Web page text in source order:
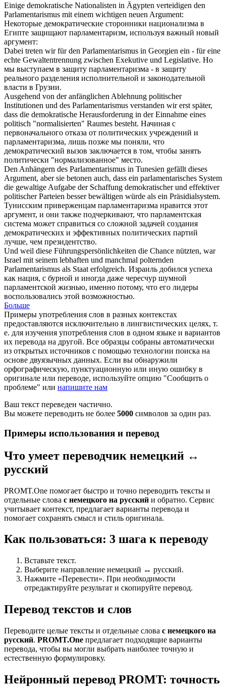
Einige demokratische Nationalisten in Ägypten verteidigen den
Parlamentarismus mit einem wichtigen neuen Argument:
Некоторые демократические сторонники национализма в
Египте защищают парламентаризм, используя важный новый
аргумент:
Dabei treten wir für den Parlamentarismus in Georgien ein - für eine
echte Gewaltentrennung zwischen Exekutive und Legislative. Но
мы выступаем в защиту парламентаризма - в защиту
реального разделения исполнительной и законодательной
власти в Грузии.
Ausgehend von der anfänglichen Ablehnung politischer
Institutionen und des Parlamentarismus verstanden wir erst später,
dass die demokratische Herausforderung in der Einnahme eines
politisch "normalisierten" Raumes besteht. Начиная с
первоначального отказа от политических учреждений и
парламентаризма, лишь позже мы поняли, что
демократический вызов заключается в том, чтобы занять
политически "нормализованное" место.
Den Anhängern des Parlamentarismus in Tunesien gefällt dieses
Argument, aber sie betonen auch, dass ein parlamentarisches System
die gewaltige Aufgabe der Schaffung demokratischer und effektiver
politischer Parteien besser bewältigen würde als ein Präsidialsystem.
Тунисским приверженцам парламентаризма нравится этот
аргумент, и они также подчеркивают, что парламентская
система может справиться со сложной задачей создания
демократических и эффективных политических партий
лучше, чем президентство.
Und weil diese Führungspersönlichkeiten die Chance nützten, war
Israel mit seinem lebhaften und manchmal polternden
Parlamentarismus als Staat erfolgreich. Израиль добился успеха
как нация, с бурной и иногда даже чересчур шумной
парламентской жизнью, именно потому, что его лидеры
воспользовались этой возможностью.
Больше
Примеры употребления слов в разных контекстах
предоставляются исключительно в лингвистических целях, т.
е. для изучения употребления слов в одном языке и вариантов
их перевода на другой. Все образцы собраны автоматически
из открытых источников с помощью технологии поиска на
основе двуязычных данных. Если вы обнаружили
орфографическую, пунктуационную или иную ошибку в
оригинале или переводе, используйте опцию "Сообщить о
проблеме" или напишите нам
Ваш текст переведен частично.
Вы можете переводить не более 5000 символов за один раз.
Примеры использования и перевод
Что умеет переводчик немецкий ↔
русский
PROMT.One помогает быстро и точно переводить тексты и
отдельные слова с немецкого на русский и обратно. Сервис
учитывает контекст, предлагает варианты перевода и
помогает сохранять смысл и стиль оригинала.
Как пользоваться: 3 шага к переводу
Вставьте текст.
Выберите направление немецкий ↔ русский.
Нажмите «Перевести». При необходимости
отредактируйте результат и скопируйте перевод.
Перевод текстов и слов
Переводите целые тексты и отдельные слова с немецкого на
русский. PROMT.One предлагает подходящие варианты
перевода, чтобы вы могли выбрать наиболее точную и
естественную формулировку.
Нейронный перевод PROMT: точность